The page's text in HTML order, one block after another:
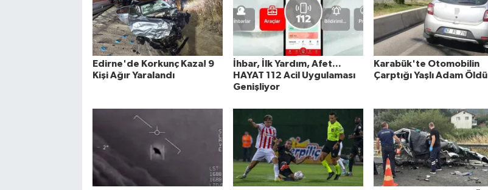
Edirne'de Korkunç Kaza! 9
Kişi Ağır Yaralandı
İhbar, İlk Yardım, Afet...
HAYAT 112 Acil Uygulaması
Genişliyor
Karabük'te Otomobilin
Çarptığı Yaşlı Adam Öldü